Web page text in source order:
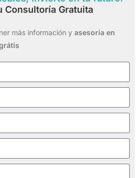
Consultoría Gratuita
más información y asesoría en